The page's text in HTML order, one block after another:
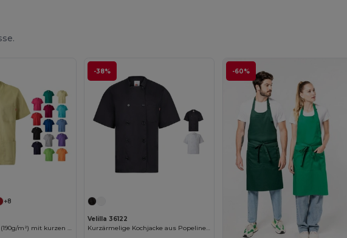
+8
Tunika aus Twill (190g/m²) mit kurzen Ärmeln, aus Polyester (65%) und Baumwolle (35%)
-38%
Velilla 36122
Kurzärmelige Kochjacke aus Popeline (110 g/m²) aus Baumwolle (35 %) und Polyester (65 %)
-60%